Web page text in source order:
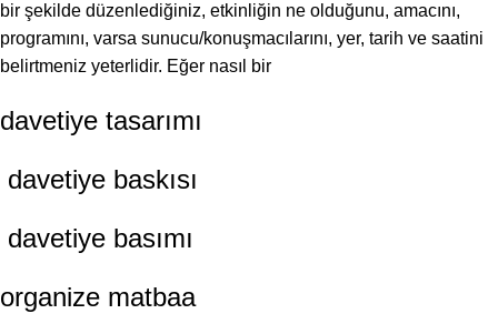
bir şekilde düzenlediğiniz, etkinliğin ne olduğunu, amacını,
programını, varsa sunucu/konuşmacılarını, yer, tarih ve saatini
belirtmeniz yeterlidir. Eğer nasıl bir
davetiye tasarımı
davetiye baskısı
davetiye basımı
organize matbaa